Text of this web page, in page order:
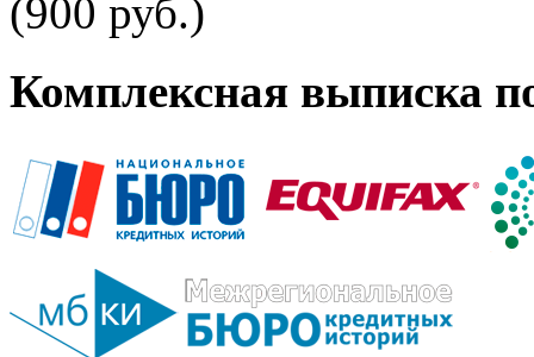
(900 руб.)
Комплексная выписка